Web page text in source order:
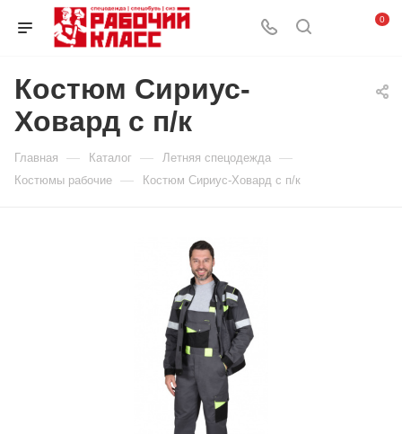
0
Костюм Сириус-
Ховард с п/к
Главная — Каталог — Летняя спецодежда —
Костюмы рабочие — Костюм Сириус-Ховард с п/к